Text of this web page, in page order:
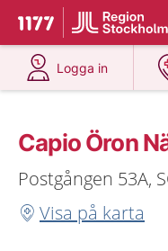
Till startsidan för 1177
Du har valt
Logga in
på 1177.se
Capio Öron
Postgången 53A,
Visa på karta